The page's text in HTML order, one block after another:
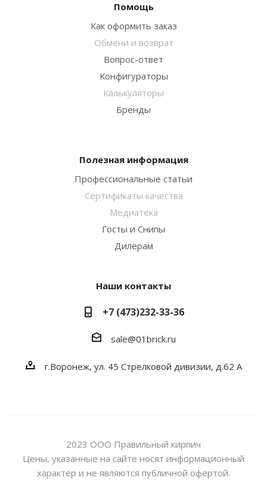
Помощь
Как оформить заказ
Обмени и возврат
Вопрос-ответ
Конфигураторы
Калькуляторы
Бренды
Полезная информация
Профессиональные статьи
Сертификаты качества
Медиатека
Госты и Снипы
Дилерам
Наши контакты
+7 (473)232-33-36
sale@01brick.ru
г.Воронеж, ул. 45 Стрелковой дивизии, д.62 А
2023 ООО Правильный кирпич
Цены, указанные на сайте носят информационный
характер и не являются публичной офертой.